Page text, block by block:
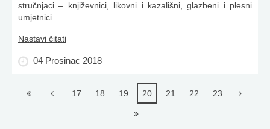
stručnjaci – književnici, likovni i kazališni, glazbeni i plesni
umjetnici.
Nastavi čitati
04 Prosinac 2018
17 18 19 20 21 22 23